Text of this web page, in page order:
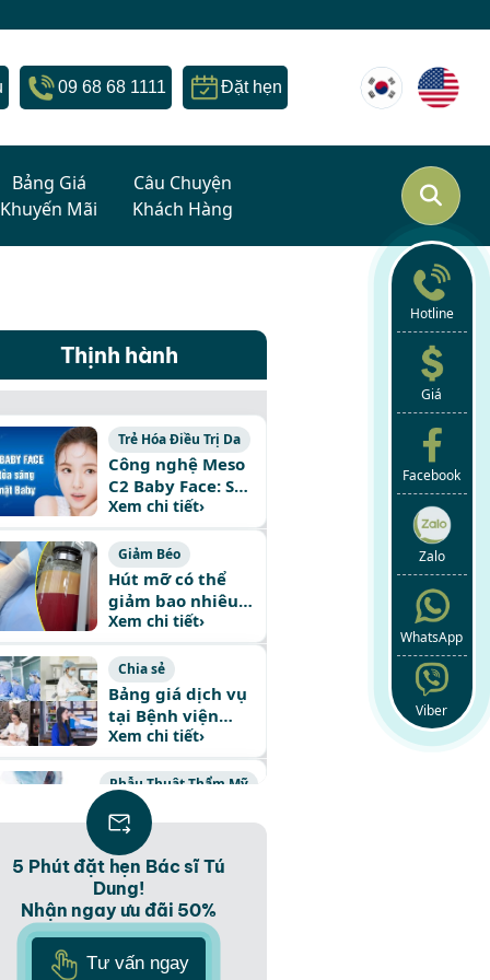
09 68 68 1111 Đặt hẹn
Bảng Giá
Khuyến Mãi
Câu Chuyện
Khách Hàng
Thịnh hành
Trẻ Hóa Điều Trị Da
Công nghệ Meso
C2 Baby Face: Sở
hữu làn da tỏa
Baby Face
Xem chi tiết›
Giảm Béo
Hút mỡ có thể
giảm bao nhiêu
kg cân nặng
Xem chi tiết›
Chia sẻ
Bảng giá dịch vụ
tại Bệnh viện
Thẩm mỹ Hàn
Xem chi tiết›
Phẫu Thuật Thẩm Mỹ
Chi phí phẫu thuật
chuyển giới nữ
thành nam bao
nhiêu tiền?
Xem chi tiết
Nâng Mũi
Nâng Mũi S Line
Plus – Công nghệ
thẩm mỹ hiện
Xem chi tiết
5 Phút đặt hẹn Bác sĩ Tú
Dung!
Nhận ngay ưu đãi 50%
Tư vấn ngay
Hotline
Giá
Facebook
Zalo
WhatsApp
Viber